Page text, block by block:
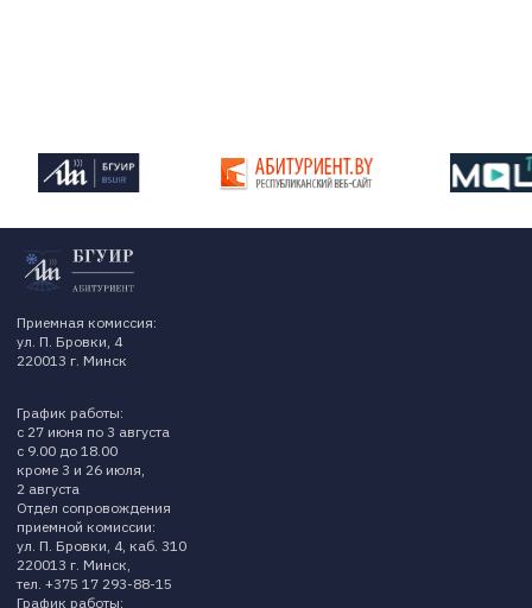
Приемная комиссия:
ул. П. Бровки, 4
220013 г. Минск
График работы:
с 27 июня по 3 августа
с 9.00 до 18.00
кроме 3 и 26 июля,
2 августа
Отдел сопровождения
приемной комиссии:
ул. П. Бровки, 4, каб. 310
220013 г. Минск,
тел. +375 17 293-88-15
График работы: